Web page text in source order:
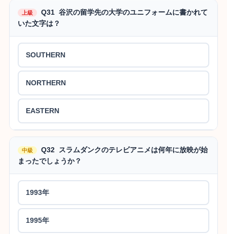
上級
Q31 谷沢の留学先の大学のユニフォームに書かれて
いた文字は？
SOUTHERN
NORTHERN
EASTERN
中級
Q32 スラムダンクのテレビアニメは何年に放映が始
まったでしょうか？
1993年
1995年